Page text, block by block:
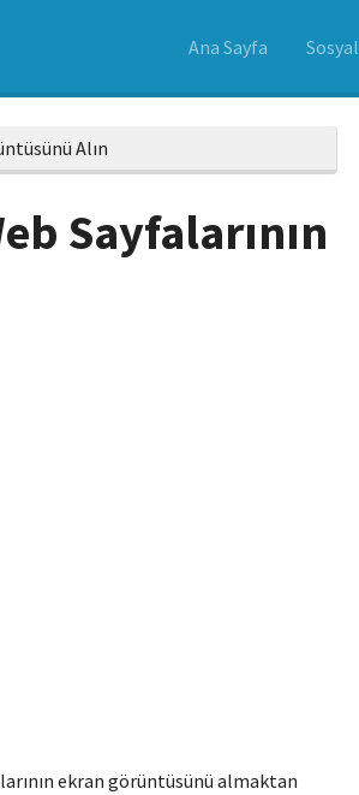
Ana Sayfa Sosyal
Alın
Sayfalarının
ekran görüntüsünü almaktan